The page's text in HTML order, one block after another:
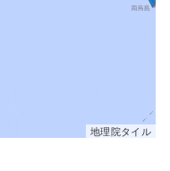
地理院タイル